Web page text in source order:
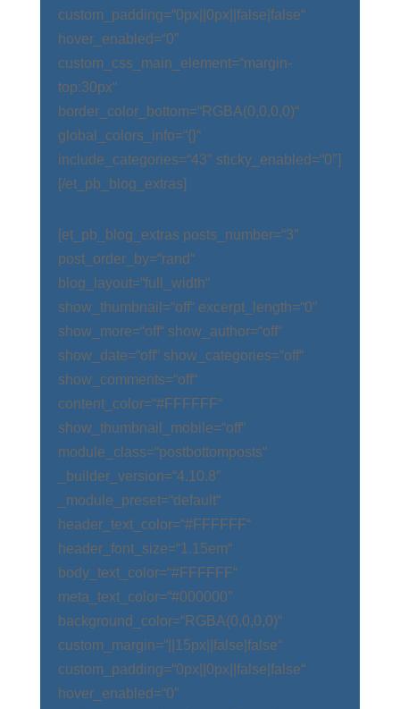
custom_padding=“0px||0px||false|false“
hover_enabled=“0″
custom_css_main_element=“margin-
top:30px“
border_color_bottom=“RGBA(0,0,0,0)“
global_colors_info=“{}“
include_categories=“43″ sticky_enabled=“0″]
[/et_pb_blog_extras]
[et_pb_blog_extras posts_number=“3″
post_order_by=“rand“
blog_layout=“full_width“
show_thumbnail=“off“ excerpt_length=“0″
show_more=“off“ show_author=“off“
show_date=“off“ show_categories=“off“
show_comments=“off“
content_color=“#FFFFFF“
show_thumbnail_mobile=“off“
module_class=“postbottomposts“
_builder_version=“4.10.8″
_module_preset=“default“
header_text_color=“#FFFFFF“
header_font_size=“1.15em“
body_text_color=“#FFFFFF“
meta_text_color=“#000000″
background_color=“RGBA(0,0,0,0)“
custom_margin=“||15px||false|false“
custom_padding=“0px||0px||false|false“
hover_enabled=“0″